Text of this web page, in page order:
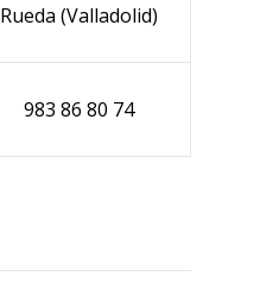
Rueda (Valladolid)
983 86 80 74